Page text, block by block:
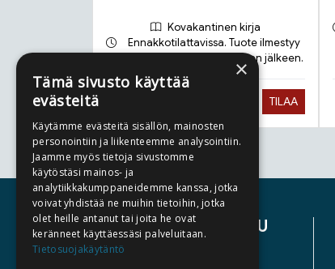
Kovakantinen kirja
Ennakkotilattavissa. Tuote ilmestyy
17.9.2026 ja toimitetaan sen jälkeen.
TILAA
Tuoteluettelon loppu
ASIAKASPALVELU
×
Tämä sivusto käyttää
evästeitä
Käytämme evästeitä sisällön, mainosten
personointiin ja liikenteemme analysointiin.
Jaamme myös tietoja sivustomme
käytöstäsi mainos- ja
analytiikkakumppaneidemme kanssa, jotka
voivat yhdistää ne muihin tietoihin, jotka
olet heille antanut tai joita he ovat
keränneet käyttäessäsi palveluitaan.
Tietosuojakäytäntö